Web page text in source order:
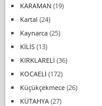
KARAMAN(19)
Kartal (24)
Kaynarca(25)
KİLİS(13)
KIRKLARELİ (36)
KOCAELİ (172)
Küçükçekmece(26)
KÜTAHYA(27)